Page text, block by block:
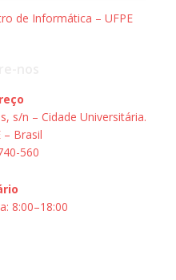
de Informática – UFPE
s/n – Cidade Universitária.
– Brasil
560
8:00–18:00